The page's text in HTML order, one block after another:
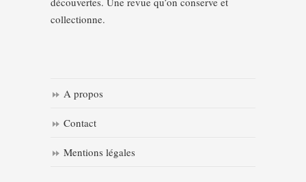
collectionne.
A propos
Contact
Mentions légales